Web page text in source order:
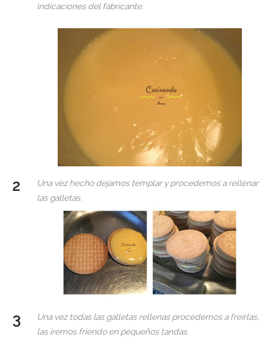
indicaciones del fabricante.
Una vez hecho dejamos templar y procedemos a rellenar
las galletas.
Una vez todas las galletas rellenas procedemos a freírlas,
las iremos friendo en pequeños tandas.